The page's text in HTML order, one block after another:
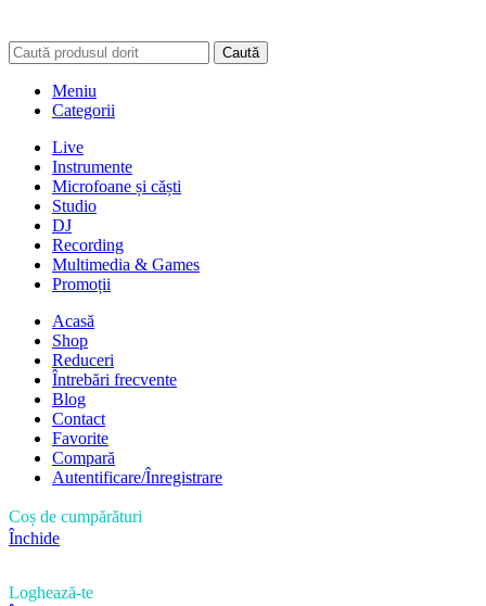
Caută
Meniu
Categorii
Live
Instrumente
Microfoane și căști
Studio
DJ
Recording
Multimedia & Games
Promoții
Acasă
Shop
Reduceri
Întrebări frecvente
Blog
Contact
Favorite
Compară
Autentificare/Înregistrare
Coș de cumpărături
Închide
Loghează-te